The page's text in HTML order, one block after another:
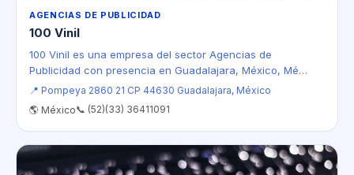
AGENCIAS DE PUBLICIDAD
100 Vinil
100 Vinil es una empresa del sector Agencias de
Publicidad con presencia en Guadalajara, México, Mé…
📍 Pompeya 2860 21 CP 44630 Guadalajara, México
🌎 México📞 (52)(33) 36411091